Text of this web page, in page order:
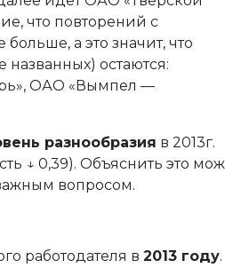
что повторений с
а это значит, что
остаются:
ОАО «Вымпел —
разнообразия в 2013г.
↓ 0,39). Объяснить это
вопросом.
работодателя в 2013 году.